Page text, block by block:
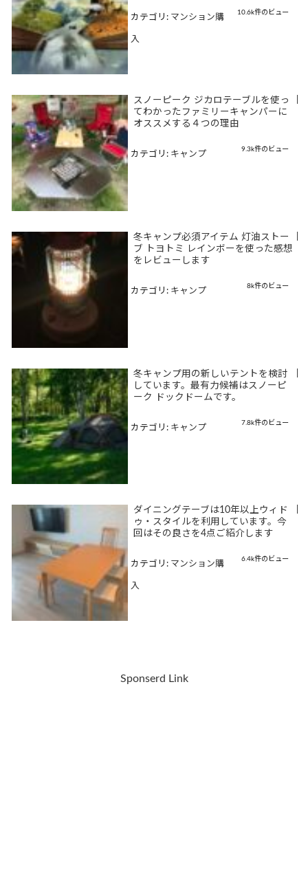
10.6k件のビュー
カテゴリ: マンション購
入
スノーピーク ジカロテーブルを使っ
てわかったファミリーキャンパーに
オススメする４つの理由
9.3k件のビュー
カテゴリ: キャンプ
冬キャンプ必須アイテム 灯油ストー
ブ トヨトミ レインボーを使った感想
をレビューします
8k件のビュー
カテゴリ: キャンプ
冬キャンプ用の新しいテントを検討
しています。最有力候補はスノーピ
ーク ドックドームです。
7.8k件のビュー
カテゴリ: キャンプ
ダイニングテーブは10年以上ウィド
ゥ・スタイルを利用しています。今
回はその良さを4点ご紹介します
6.4k件のビュー
カテゴリ: マンション購
入
Sponserd Link